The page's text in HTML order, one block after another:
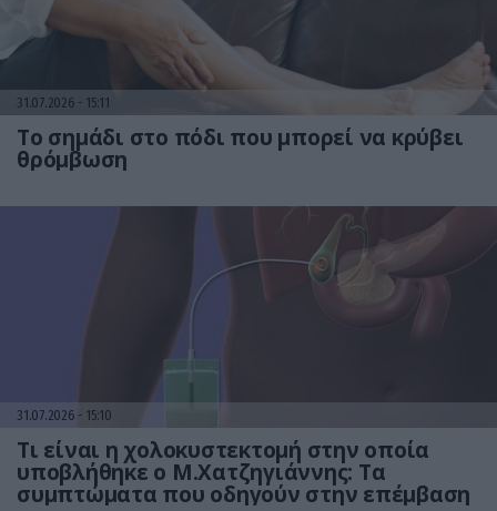
31.07.2026 15:11
Το σημάδι στο πόδι που μπορεί να κρύβει
θρόμβωση
31.07.2026 15:10
Τι είναι η χολοκυστεκτομή στην οποία
υποβλήθηκε ο Μ.Χατζηγιάννης: Tα
συμπτώματα που οδηγούν στην επέμβαση